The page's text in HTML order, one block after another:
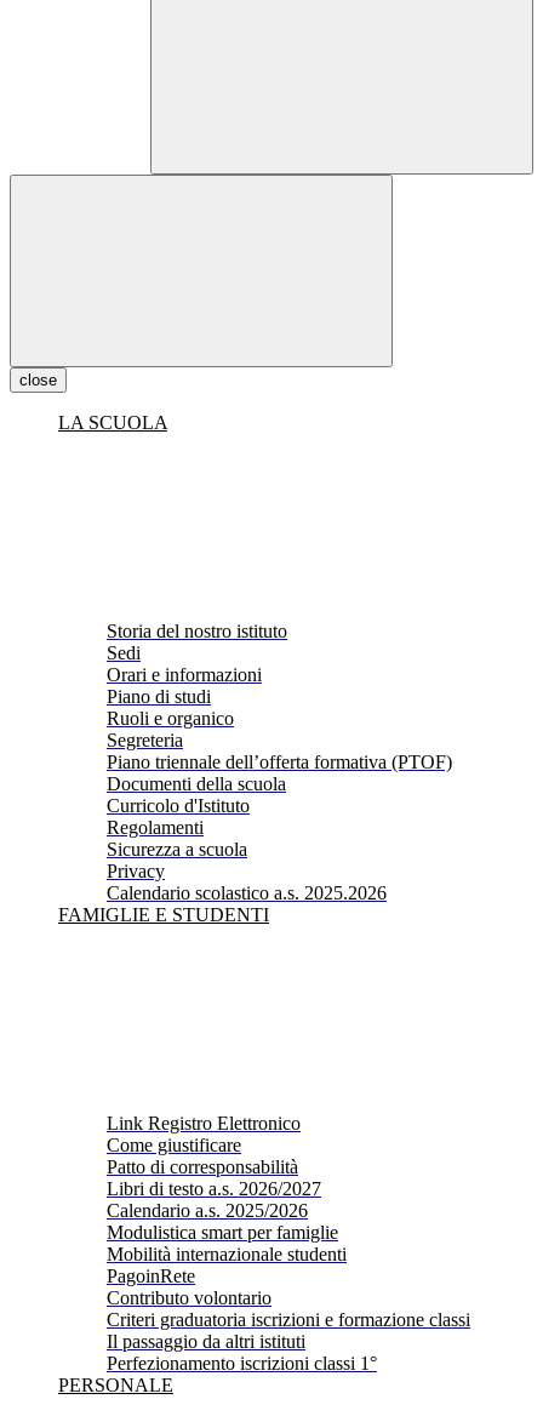
close
LA SCUOLA
Storia del nostro istituto
Sedi
Orari e informazioni
Piano di studi
Ruoli e organico
Segreteria
Piano triennale dell’offerta formativa (PTOF)
Documenti della scuola
Curricolo d'Istituto
Regolamenti
Sicurezza a scuola
Privacy
Calendario scolastico a.s. 2025.2026
FAMIGLIE E STUDENTI
Link Registro Elettronico
Come giustificare
Patto di corresponsabilità
Libri di testo a.s. 2026/2027
Calendario a.s. 2025/2026
Modulistica smart per famiglie
Mobilità internazionale studenti
PagoinRete
Contributo volontario
Criteri graduatoria iscrizioni e formazione classi
Il passaggio da altri istituti
Perfezionamento iscrizioni classi 1°
PERSONALE